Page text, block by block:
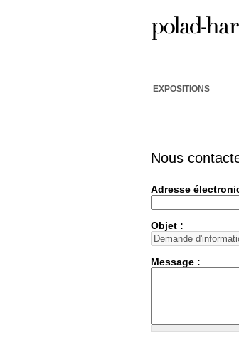
EXPOSITIONS
Nous
Adresse
Objet :
Message :